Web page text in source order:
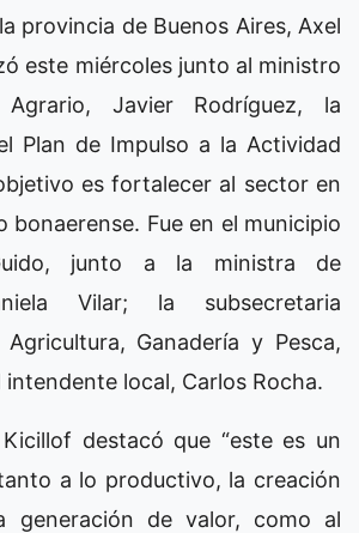
provincia de Buenos Aires, Axel
este miércoles junto al ministro
Javier Rodríguez, la
Plan de Impulso a la Actividad
es fortalecer al sector en
Fue en el municipio
junto a la ministra de
Vilar; la subsecretaria
Ganadería y Pesca,
intendente local, Carlos Rocha.
destacó que “este es un
a lo productivo, la creación
generación de valor, como al